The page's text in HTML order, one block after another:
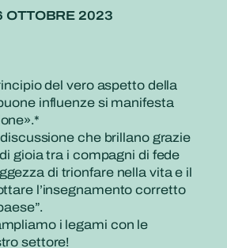
OTTOBRE 2023
del vero aspetto della
influenze si manifesta
che brillano grazie
gioia tra i compagni di fede
di trionfare nella vita e il
l’insegnamento corretto
i legami con le
settore!